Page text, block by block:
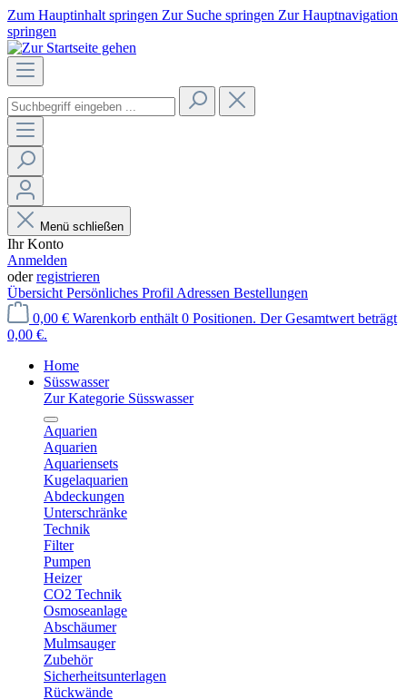
Zum Hauptinhalt springen Zur Suche springen Zur Hauptnavigation
springen
Menü schließen
Ihr Konto
Anmelden
oderregistrieren
Übersicht Persönliches Profil Adressen Bestellungen
0,00 € Warenkorb enthält 0 Positionen. Der Gesamtwert beträgt
0,00 €.
Home
Süsswasser
Zur Kategorie Süsswasser
Aquarien
Aquarien
Aquariensets
Kugelaquarien
Abdeckungen
Unterschränke
Technik
Filter
Pumpen
Heizer
CO2 Technik
Osmoseanlage
Abschäumer
Mulmsauger
Zubehör
Sicherheitsunterlagen
Rückwände